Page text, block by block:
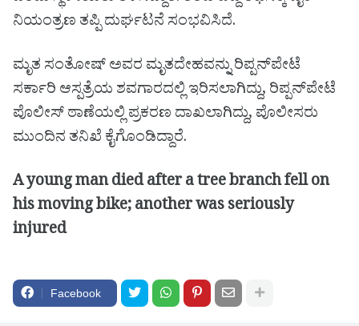
ನಿಯಂತ್ರಣ ತಪ್ಪಿ ದುರ್ಘಟನೆ ಸಂಭವಿಸಿದೆ.
ಮೃತ ಸಂತೋಷ್ ಅವರ ಮೃತದೇಹವನ್ನು ರಿಪ್ಪನ್‌ಪೇಟೆ
ಸರ್ಕಾರಿ ಆಸ್ಪತ್ರೆಯ ಶವಗಾರದಲ್ಲಿ ಇರಿಸಲಾಗಿದ್ದು, ರಿಪ್ಪನ್‌ಪೇಟೆ
ಪೊಲೀಸ್ ಠಾಣೆಯಲ್ಲಿ ಪ್ರಕರಣ ದಾಖಲಾಗಿದ್ದು, ಪೊಲೀಸರು
ಮುಂದಿನ ತನಿಖೆ ಕೈಗೊಂಡಿದ್ದಾರೆ.
A young man died after a tree branch fell on
his moving bike; another was seriously
injured
Facebook